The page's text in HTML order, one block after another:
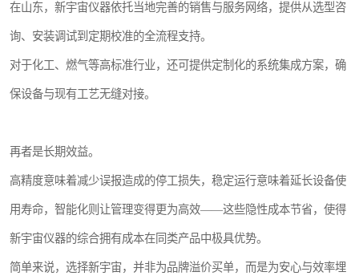
在山东，新宇宙仪器依托当地完善的销售与服务网络，提供从选型咨
询、安装调试到定期校准的全流程支持。
对于化工、燃气等高标准行业，还可提供定制化的系统集成方案，确
保设备与现有工艺无缝对接。
再者是长期效益。
高精度意味着减少误报造成的停工损失，稳定运行意味着延长设备使
用寿命，智能化则让管理变得更为高效——这些隐性成本节省，使得
新宇宙仪器的综合拥有成本在同类产品中极具优势。
简单来说，选择新宇宙，并非为品牌溢价买单，而是为安心与效率埋